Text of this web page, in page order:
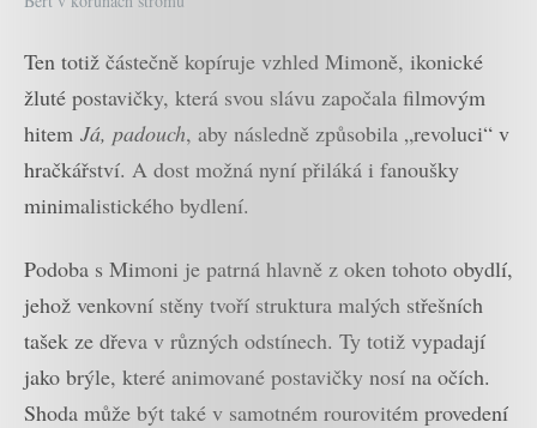
Ten totiž částečně kopíruje vzhled Mimoně, ikonické
žluté postavičky, která svou slávu započala filmovým
hitem Já, padouch, aby následně způsobila „revoluci“ v
hračkářství. A dost možná nyní přiláká i fanoušky
minimalistického bydlení.
Podoba s Mimoni je patrná hlavně z oken tohoto obydlí,
jehož venkovní stěny tvoří struktura malých střešních
tašek ze dřeva v různých odstínech. Ty totiž vypadají
jako brýle, které animované postavičky nosí na očích.
Shoda může být také v samotném rourovitém provedení